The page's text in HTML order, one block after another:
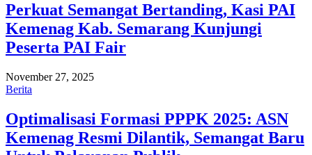
Perkuat Semangat Bertanding, Kasi PAI
Kemenag Kab. Semarang Kunjungi
Peserta PAI Fair
November 27, 2025
Berita
Optimalisasi Formasi PPPK 2025: ASN
Kemenag Resmi Dilantik, Semangat Baru